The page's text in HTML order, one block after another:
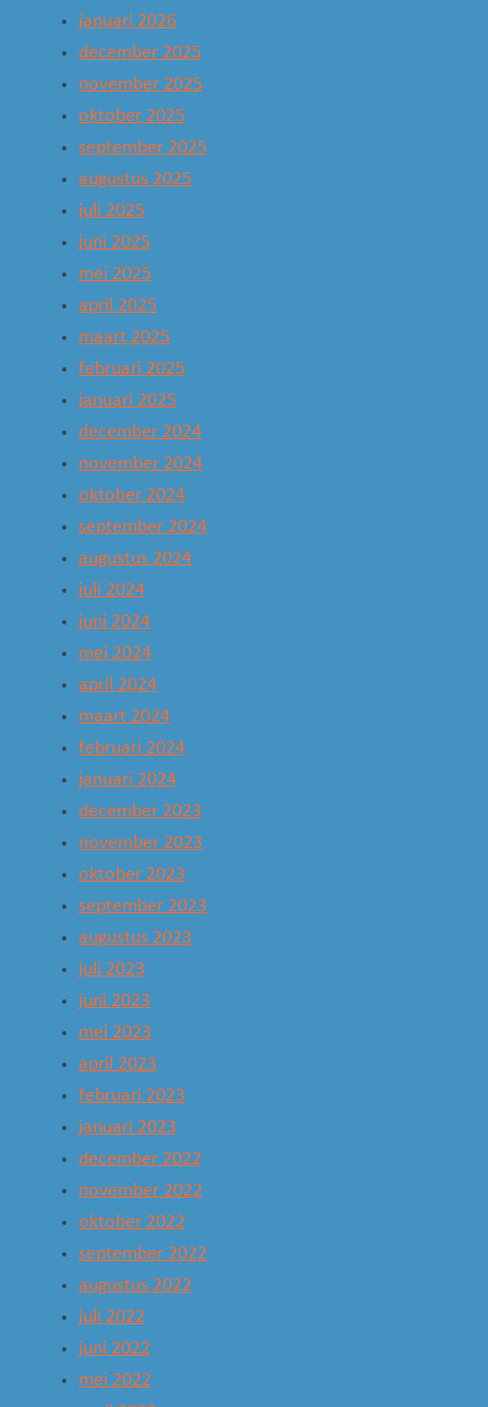
januari 2026
december 2025
november 2025
oktober 2025
september 2025
augustus 2025
juli 2025
juni 2025
mei 2025
april 2025
maart 2025
februari 2025
januari 2025
december 2024
november 2024
oktober 2024
september 2024
augustus 2024
juli 2024
juni 2024
mei 2024
april 2024
maart 2024
februari 2024
januari 2024
december 2023
november 2023
oktober 2023
september 2023
augustus 2023
juli 2023
juni 2023
mei 2023
april 2023
februari 2023
januari 2023
december 2022
november 2022
oktober 2022
september 2022
augustus 2022
juli 2022
juni 2022
mei 2022